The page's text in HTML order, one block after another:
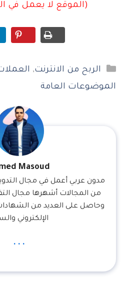
(الموقع لا يعمل في
التصنيفات
الربح من الانترنت,العملات
الموضوعات العامة
Masoud
مدون عربي أعمل في مجال
وحاصل على العديد من
الإلكتروني
...